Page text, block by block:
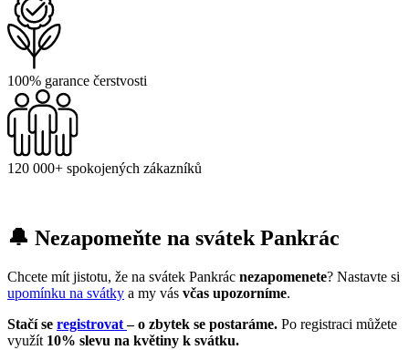
100% garance čerstvosti
120 000+ spokojených zákazníků
🔔 Nezapomeňte na svátek Pankrác
Chcete mít jistotu, že na svátek Pankrác nezapomenete? Nastavte si
upomínku na svátky a my vás včas upozorníme.
Stačí se registrovat– o zbytek se postaráme. Po registraci můžete
využít 10% slevu na květiny k svátku.